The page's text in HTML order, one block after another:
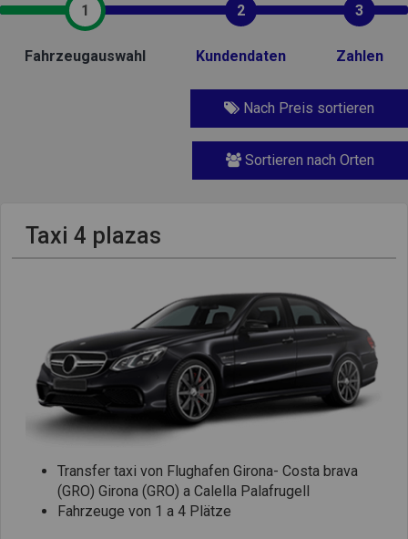
1
Fahrzeugauswahl
2
Kundendaten
3
Zahlen
Nach Preis sortieren
Sortieren nach Orten
Taxi 4 plazas
Transfer taxi von Flughafen Girona- Costa brava
(GRO) Girona (GRO) a Calella Palafrugell
Fahrzeuge von 1 a 4 Plätze